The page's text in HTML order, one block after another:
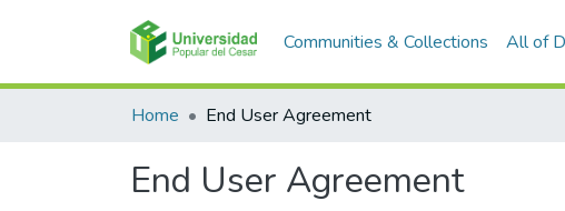
Communities & Collections All of
Home End User Agreement
End User Agreement